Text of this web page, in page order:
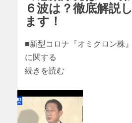
６波は？徹底解説し
ます！
■新型コロナ『オミクロン株』
に関する
続きを読む